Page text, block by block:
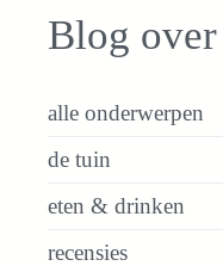
Blog over
alle onderwerpen
de tuin
eten & drinken
recensies